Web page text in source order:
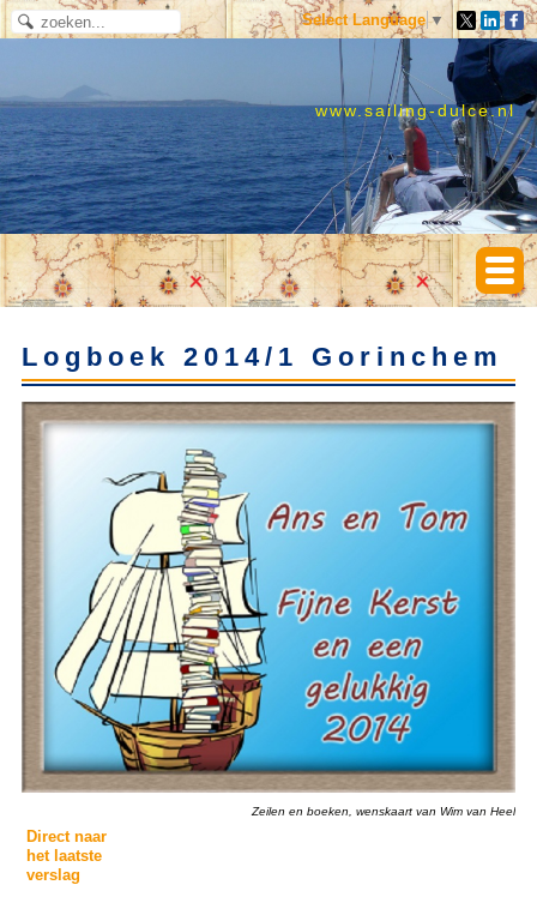
Select Language ▼
www.sailing-dulce.nl
Logboek 2014/1 Gorinchem
Zeilen en boeken, wenskaart van Wim van Heel
Direct naar
het laatste
verslag